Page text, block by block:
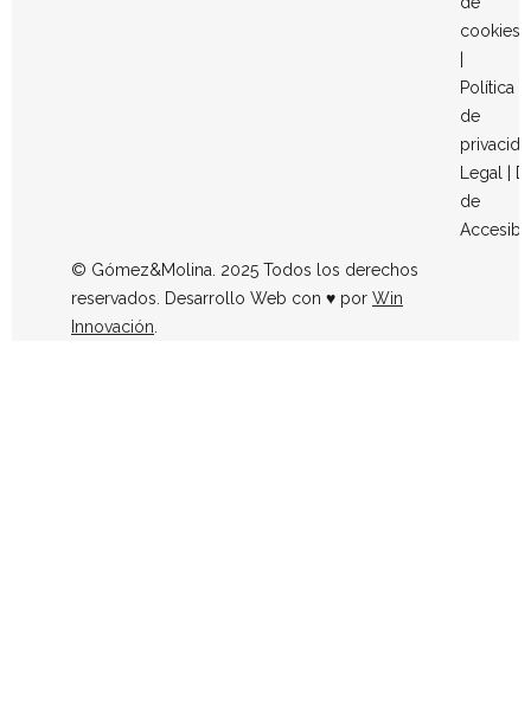
cookies
Política
de
Legal
de
© Gómez&Molina. 2025 Todos los derechos
reservados. Desarrollo Web con ♥ por Win
Innovación